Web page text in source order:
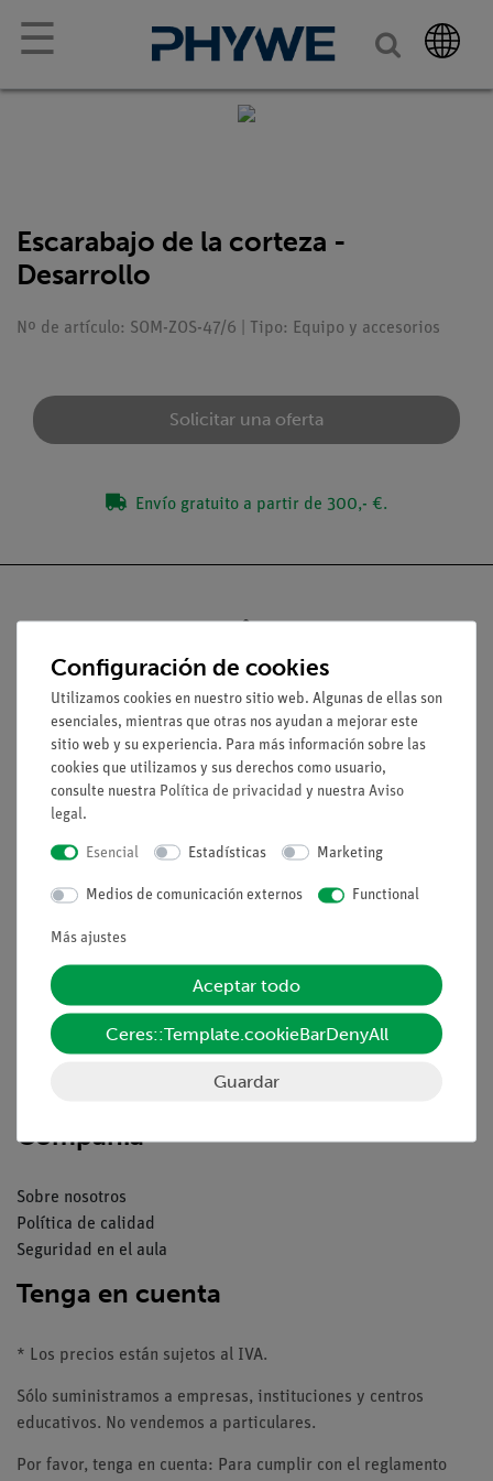
☰
Escarabajo de la corteza -
Desarrollo
Nº de artículo: SOM-ZOS-47/6 | Tipo: Equipo y accesorios
Solicitar una oferta
Envío gratuito a partir de 300,- €.
Nach oben
Aviso lega
Contacto
Declaración de privacidad
Servicio
Resumen del servicio
Descargas
Catálogos
Compañía
Sobre nosotros
Política de calidad
Seguridad en el aula
Tenga en cuenta
* Los precios están sujetos al IVA.
Sólo suministramos a empresas, instituciones y centros
educativos. No vendemos a particulares.
Por favor, tenga en cuenta: Para cumplir con el reglamento
Configuración de cookies
Utilizamos cookies en nuestro sitio web. Algunas de ellas son
esenciales, mientras que otras nos ayudan a mejorar este
sitio web y su experiencia. Para más información sobre las
cookies que utilizamos y sus derechos como usuario,
consulte nuestra Política de privacidad y nuestra Aviso
legal.
Esencial Estadísticas Marketing
Medios de comunicación externos Functional
Más ajustes
Aceptar todo
Ceres::Template.cookieBarDenyAll
Guardar